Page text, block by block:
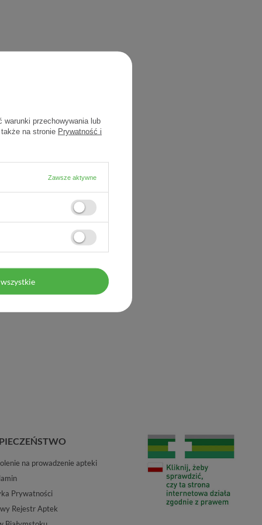
na prowadzenie apteki
Prywatności
Rejestr Aptek
warunki przechowywania lub
na stronie Prywatność i
Zawsze aktywne